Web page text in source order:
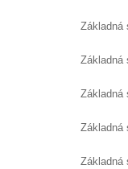
Základná
Základná
Základná
Základná
Základná